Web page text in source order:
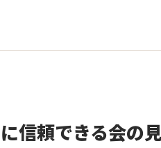
信頼できる会の